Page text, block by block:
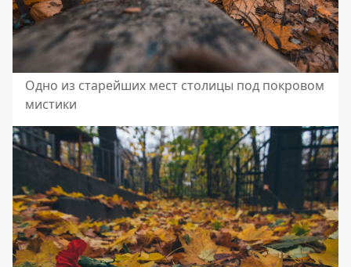
Одно из старейших мест столицы под покровом
мистики